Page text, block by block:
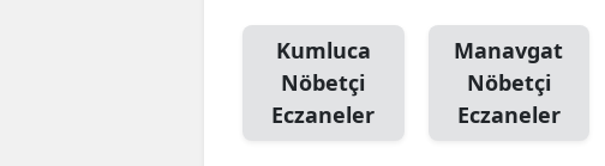
Kumluca
Nöbetçi
Eczaneler
Manavgat
Nöbetçi
Eczaneler